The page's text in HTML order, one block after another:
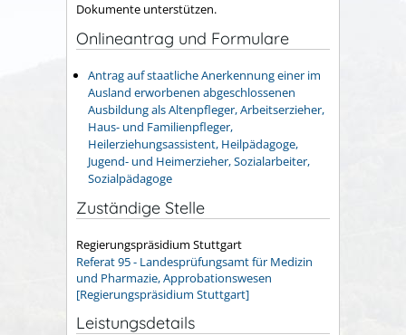
Dokumente unterstützen.
Onlineantrag und Formulare
Antrag auf staatliche Anerkennung einer im
Ausland erworbenen abgeschlossenen
Ausbildung als Altenpfleger, Arbeitserzieher,
Haus- und Familienpfleger,
Heilerziehungsassistent, Heilpädagoge,
Jugend- und Heimerzieher, Sozialarbeiter,
Sozialpädagoge
Zuständige Stelle
Regierungspräsidium Stuttgart
Referat 95 - Landesprüfungsamt für Medizin
und Pharmazie, Approbationswesen
[Regierungspräsidium Stuttgart]
Leistungsdetails